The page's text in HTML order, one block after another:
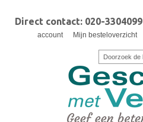
Direct contact: 020-3304099
account
Mijn besteloverzicht